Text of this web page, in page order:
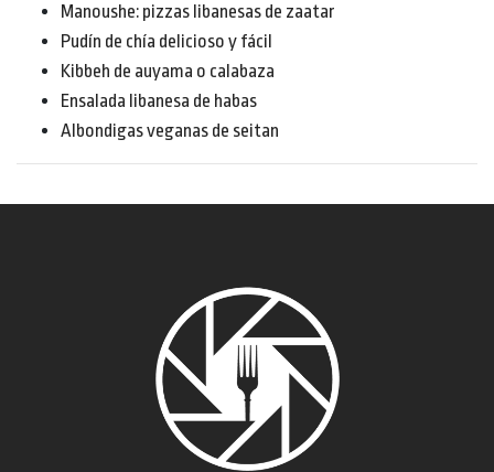
Manoushe: pizzas libanesas de zaatar
Pudín de chía delicioso y fácil
Kibbeh de auyama o calabaza
Ensalada libanesa de habas
Albondigas veganas de seitan